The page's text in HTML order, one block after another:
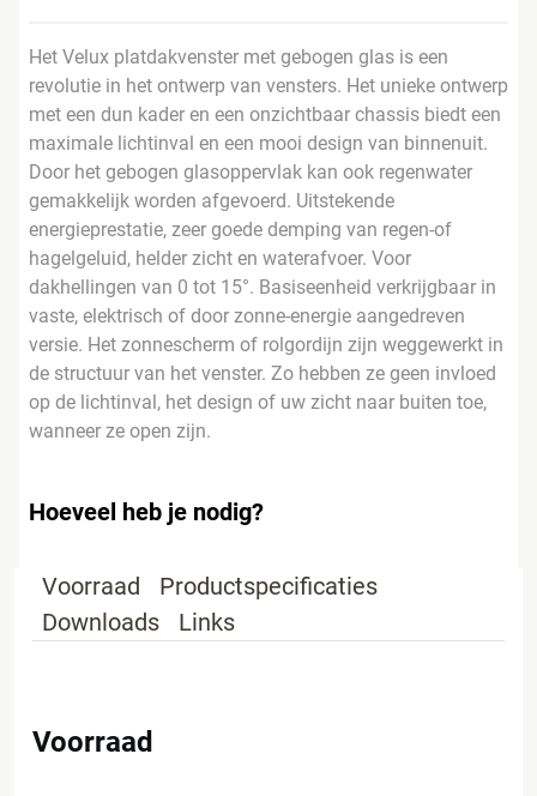
Het Velux platdakvenster met gebogen glas is een
revolutie in het ontwerp van vensters. Het unieke ontwerp
met een dun kader en een onzichtbaar chassis biedt een
maximale lichtinval en een mooi design van binnenuit.
Door het gebogen glasoppervlak kan ook regenwater
gemakkelijk worden afgevoerd. Uitstekende
energieprestatie, zeer goede demping van regen-of
hagelgeluid, helder zicht en waterafvoer. Voor
dakhellingen van 0 tot 15°. Basiseenheid verkrijgbaar in
vaste, elektrisch of door zonne-energie aangedreven
versie. Het zonnescherm of rolgordijn zijn weggewerkt in
de structuur van het venster. Zo hebben ze geen invloed
op de lichtinval, het design of uw zicht naar buiten toe,
wanneer ze open zijn.
Hoeveel heb je nodig?
Voorraad
Productspecificaties
Downloads
Links
Voorraad